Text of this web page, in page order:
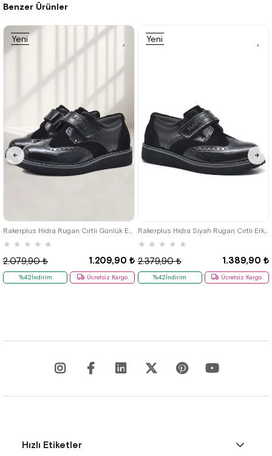
Benzer Ürünler
★ ★ ★ ★ ★
1.209,90 ₺
2.079,90 ₺
%42İndirim Ücretsiz Kargo
Yeni
Ürün
Rakerplus Hidra Siyah Rugan Cırtlı Erkek Çocuk Klasik Ayakkabı
★ ★ ★ ★ ★
1.389,90 ₺
2.379,90 ₺
%42İndirim Ücretsiz Kargo
Yeni
Hızlı Etiketler